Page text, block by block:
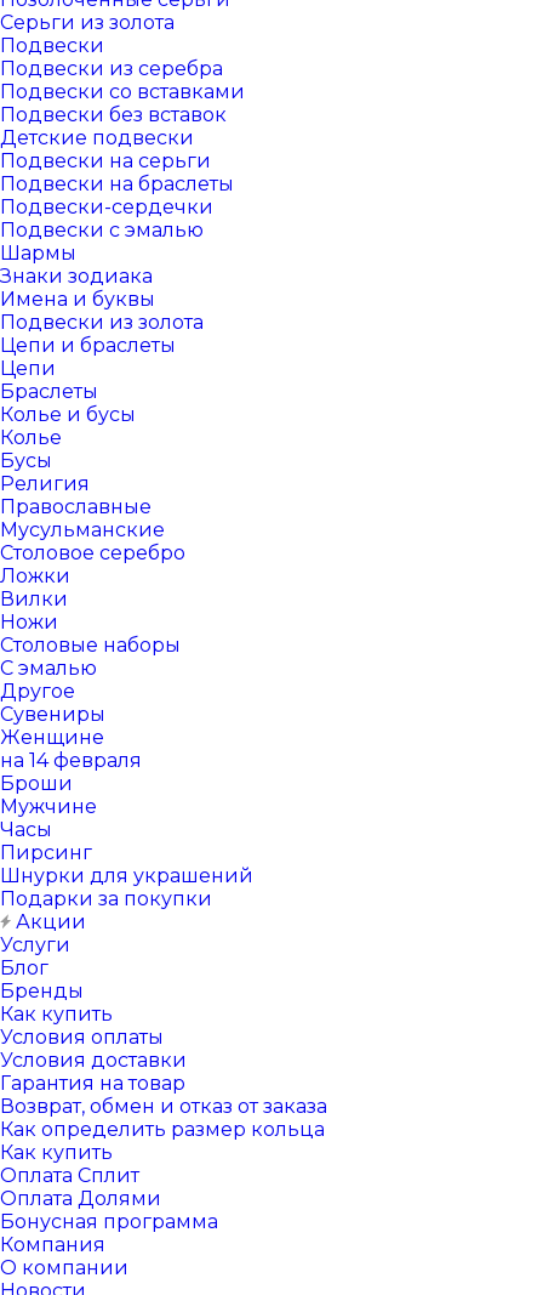
Серьги из золота
Подвески
Подвески из серебра
Подвески со вставками
Подвески без вставок
Детские подвески
Подвески на серьги
Подвески на браслеты
Подвески-сердечки
Подвески с эмалью
Шармы
Знаки зодиака
Имена и буквы
Подвески из золота
Цепи и браслеты
Цепи
Браслеты
Колье и бусы
Колье
Бусы
Религия
Православные
Мусульманские
Столовое серебро
Ложки
Вилки
Ножи
Столовые наборы
С эмалью
Другое
Сувениры
Женщине
на 14 февраля
Броши
Мужчине
Часы
Пирсинг
Шнурки для украшений
Подарки за покупки
Акции
Услуги
Блог
Бренды
Как купить
Условия оплаты
Условия доставки
Гарантия на товар
Возврат, обмен и отказ от заказа
Как определить размер кольца
Как купить
Оплата Сплит
Оплата Долями
Бонусная программа
Компания
О компании